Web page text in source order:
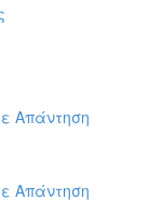
Απάντηση
Απάντηση